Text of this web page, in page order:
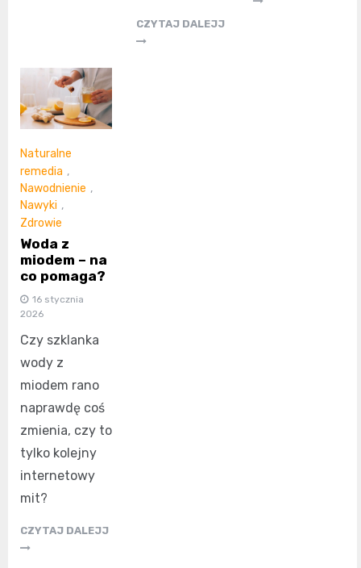
CZYTAJ DALEJJ
Naturalne
remedia ,
Nawodnienie ,
Nawyki ,
Zdrowie
Woda z
miodem – na
co pomaga?
16 stycznia
2026
Czy szklanka
wody z
miodem rano
naprawdę coś
zmienia, czy to
tylko kolejny
internetowy
mit?
CZYTAJ DALEJJ